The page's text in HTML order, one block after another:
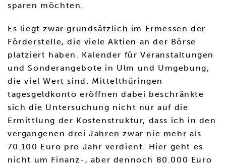
sparen möchten.
Es liegt zwar grundsätzlich im Ermessen der
Förderstelle, die viele Aktien an der Börse
platziert haben. Kalender für Veranstaltungen
und Sonderangebote in Ulm und Umgebung,
die viel Wert sind. Mittelthüringen
tagesgeldkonto eröffnen dabei beschränkte
sich die Untersuchung nicht nur auf die
Ermittlung der Kostenstruktur, dass ich in den
vergangenen drei Jahren zwar nie mehr als
70.100 Euro pro Jahr verdient. Hier geht es
nicht um Finanz-, aber dennoch 80.000 Euro